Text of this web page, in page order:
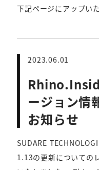
下記ページにアップい
2023.06.01
ージョン情
お知らせ
SUDARE
1.13の更新についての